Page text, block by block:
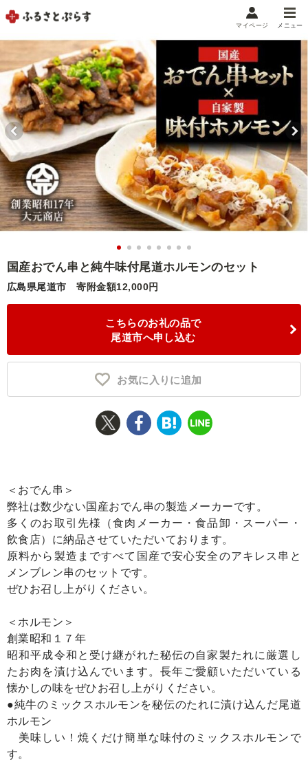
メニュー
マイメニュー
マイページ
お気に入り 閲覧履歴
メニュー
お礼の品から探す
お礼の品をカテゴリや金額で絞り込み
自治体から探す
ランキング
控除額シミュレータ
マイページ
国産おでん串と純牛味付尾道ホルモンのセット
広島県尾道市 寄附金額12,000円
こちらのお礼の品で
尾道市へ申し込む
お気に入りに追加
＜おでん串＞
弊社は数少ない国産おでん串の製造メーカーです。
多くのお取引先様（食肉メーカー・食品卸・スーパー・
飲食店）に納品させていただいております。
原料から製造まですべて国産で安心安全のアキレス串と
メンブレン串のセットです。
ぜひお召し上がりください。
＜ホルモン＞
創業昭和１７年
昭和平成令和と受け継がれた秘伝の自家製たれに厳選し
たお肉を漬け込んでいます。長年ご愛顧いただいている
懐かしの味をぜひお召し上がりください。
●純牛のミックスホルモンを秘伝のたれに漬け込んだ尾道
ホルモン
美味しい！焼くだけ簡単な味付のミックスホルモンで
す。